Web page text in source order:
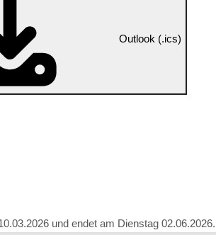
Outlook (.ics)
und endet am Dienstag 02.06.2026.